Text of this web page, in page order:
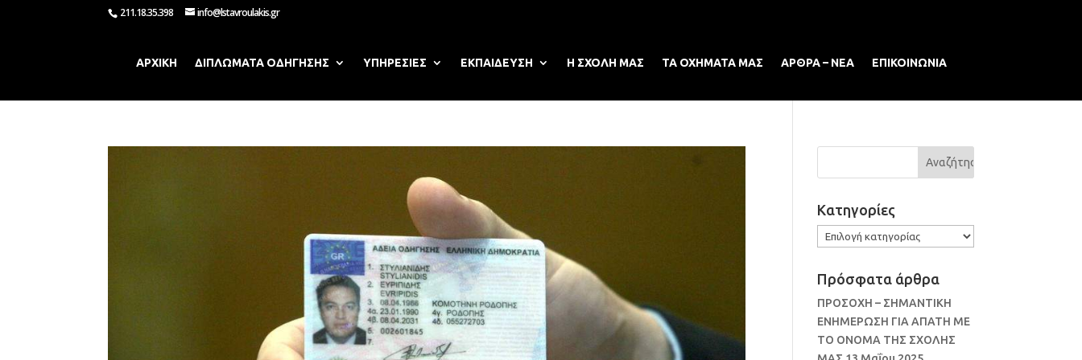
211.18.35.398 info@lstavroulakis.gr
ΑΡΧΙΚΗ ΔΙΠΛΩΜΑΤΑ ΟΔΗΓΗΣΗΣ ΥΠΗΡΕΣΙΕΣ ΕΚΠΑΙΔΕΥΣΗ Η ΣΧΟΛΗ ΜΑΣ ΤΑ ΟΧΗΜΑΤΑ ΜΑΣ ΑΡΘΡΑ – ΝΕΑ ΕΠΙΚΟΙΝΩΝΙΑ
Kατηγορίες
Kατηγορίες
Πρόσφατα άρθρα
ΠΡΟΣΟΧΗ – ΣΗΜΑΝΤΙΚΗ
ΕΝΗΜΕΡΩΣΗ ΓΙΑ ΑΠΑΤΗ ΜΕ
ΤΟ ΟΝΟΜΑ ΤΗΣ ΣΧΟΛΗΣ